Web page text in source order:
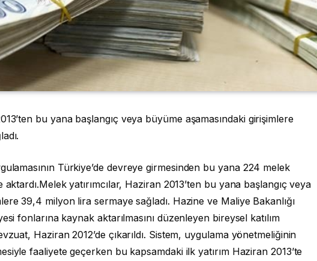
bu yana başlangıç veya büyüme aşamasındaki girişimlere
Türkiye’de devreye girmesinden bu yana 224 melek
aktardı.Melek yatırımcılar, Haziran 2013’ten bu yana başlangıç veya
39,4 milyon lira sermaye sağladı. Hazine ve Maliye Bakanlığı
fonlarına kaynak aktarılmasını düzenleyen bireysel katılım
Haziran 2012’de çıkarıldı. Sistem, uygulama yönetmeliğinin
faaliyete geçerken bu kapsamdaki ilk yatırım Haziran 2013’te